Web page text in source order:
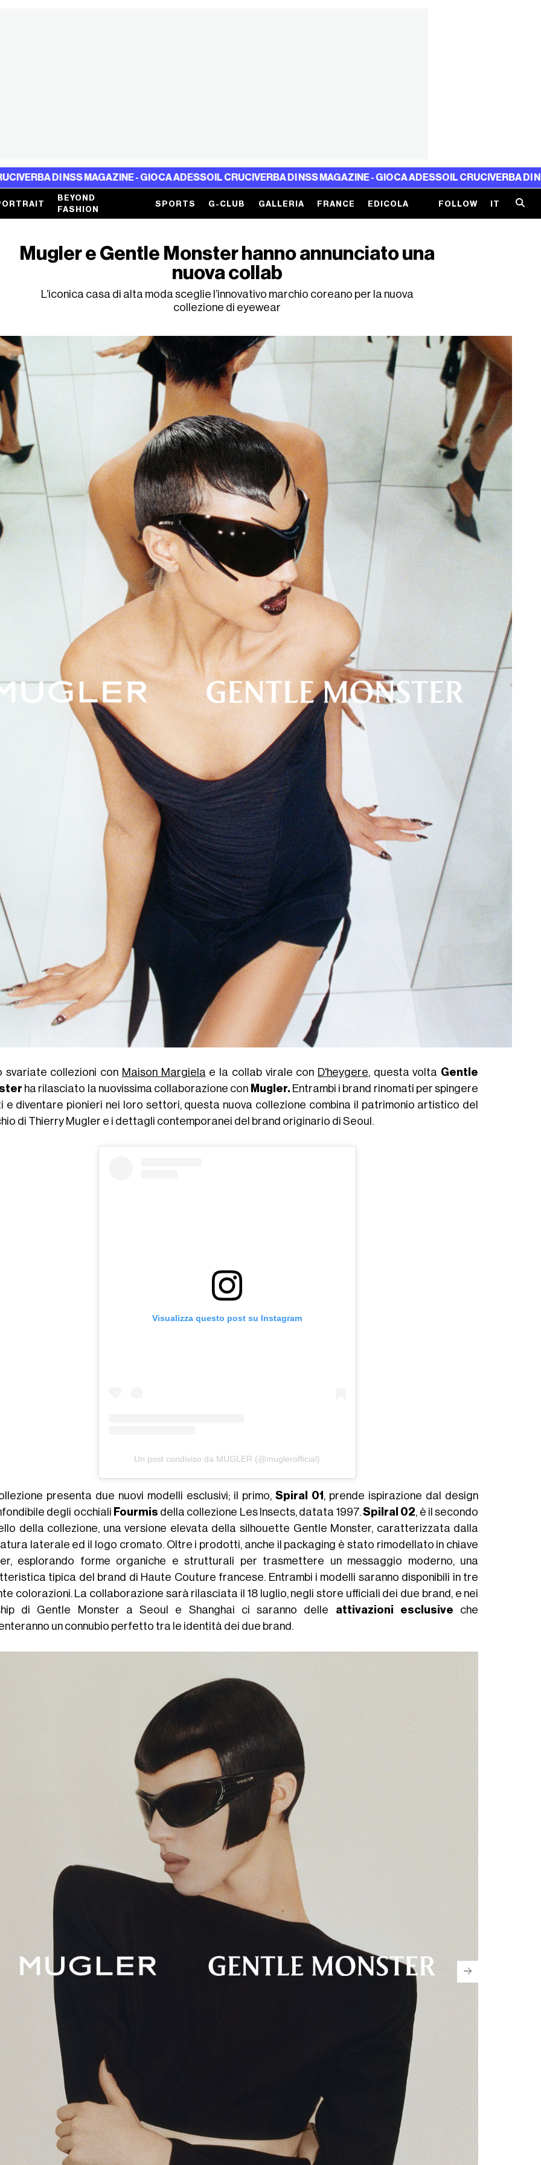
MAGAZINE - GIOCA ADESSOIL CRUCIVERBA DI NSS MAGAZINE - GIOCA ADESSOIL CRUCIVERBA DI NSS MAGAZINE -
BEYOND
FASHION
SPORTS G-CLUB GALLERIA FRANCE EDICOLA FOLLOW IT
Mugler e Gentle Monster hanno annunciato una
nuova collab
L’iconica casa di alta moda sceglie l’innovativo marchio coreano per la nuova
collezione di eyewear
svariate collezioni con Maison Margiela e la collab virale con D'heygere, questa volta Gentle
ha rilasciato la nuovissima collaborazione con Mugler. Entrambi i brand rinomati per spingere
e diventare pionieri nei loro settori, questa nuova collezione combina il patrimonio artistico del
di Thierry Mugler e i dettagli contemporanei del brand originario di Seoul.
Visualizza questo post su Instagram
Un post condiviso da MUGLER (@muglerofficial)
presenta due nuovi modelli esclusivi; il primo,Spiral 01 , prende ispirazione dal design
degli occhiali Fourmis della collezione Les Insects, datata 1997.Spilral 02, è il secondo
della collezione, una versione elevata della silhouette Gentle Monster, caratterizzata dalla
laterale ed il logo cromato. Oltre i prodotti, anche il packaging è stato rimodellato in chiave
esplorando forme organiche e strutturali per trasmettere un messaggio moderno, una
tipica del brand di Haute Couture francese. Entrambi i modelli saranno disponibili in tre
colorazioni. La collaborazione sarà rilasciata il 18 luglio, negli store ufficiali dei due brand, e nei
di Gentle Monster a Seoul e Shanghai ci saranno delle attivazioni esclusive che
un connubio perfetto tra le identità dei due brand.